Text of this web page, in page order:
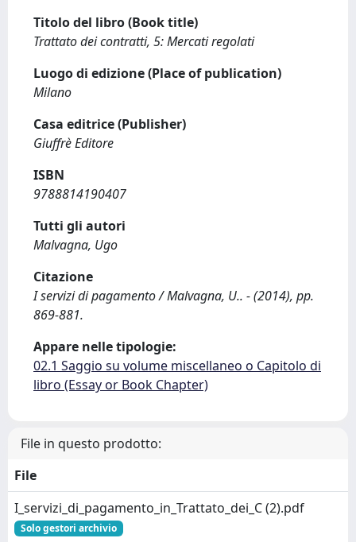
Titolo del libro (Book title)
Trattato dei contratti, 5: Mercati regolati
Luogo di edizione (Place of publication)
Milano
Casa editrice (Publisher)
Giuffrè Editore
ISBN
9788814190407
Tutti gli autori
Malvagna, Ugo
Citazione
I servizi di pagamento / Malvagna, U.. - (2014), pp.
869-881.
Appare nelle tipologie:
02.1 Saggio su volume miscellaneo o Capitolo di
libro (Essay or Book Chapter)
File in questo prodotto:
File
I_servizi_di_pagamento_in_Trattato_dei_C (2).pdf
Solo gestori archivio